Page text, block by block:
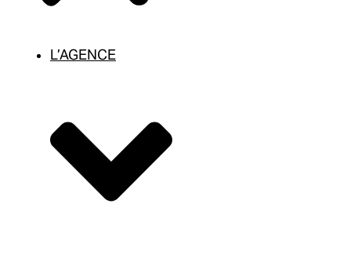
L’AGENCE